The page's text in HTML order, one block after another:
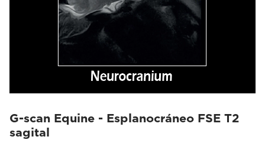
G-scan Equine - Esplanocráneo FSE T2
sagital